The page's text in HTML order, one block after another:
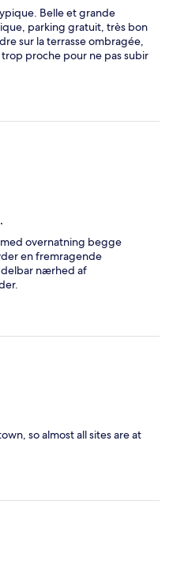
Belle et grande
parking gratuit, très bon
sur la terrasse ombragée,
proche pour ne pas subir
overnatning begge
en fremragende
nærhed af
so almost all sites are at